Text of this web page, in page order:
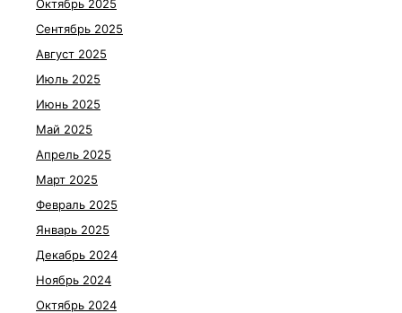
Октябрь 2025
Сентябрь 2025
Август 2025
Июль 2025
Июнь 2025
Май 2025
Апрель 2025
Март 2025
Февраль 2025
Январь 2025
Декабрь 2024
Ноябрь 2024
Октябрь 2024